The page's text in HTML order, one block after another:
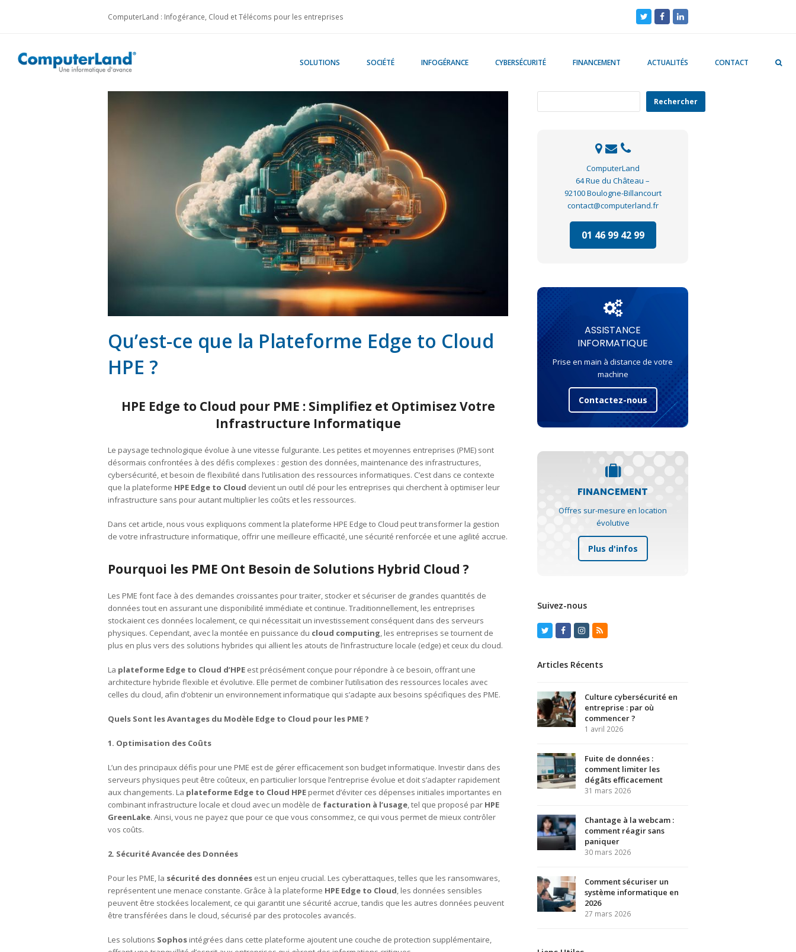
ComputerLand : Infogérance, Cloud et Télécoms pour les entreprises TwitterFacebookLinkedIn
SOLUTIONS SOCIÉTÉ INFOGÉRANCE CYBERSÉCURITÉ FINANCEMENT ACTUALITÉS CONTACT
Qu’est-ce que la Plateforme Edge to Cloud
HPE ?
HPE Edge to Cloud pour PME : Simplifiez et Optimisez Votre
Infrastructure Informatique
Le paysage technologique évolue à une vitesse fulgurante. Les petites et moyennes entreprises (PME) sont
désormais confrontées à des défis complexes : gestion des données, maintenance des infrastructures,
cybersécurité, et besoin de flexibilité dans l’utilisation des ressources informatiques. C’est dans ce contexte
que la plateforme HPE Edge to Cloud devient un outil clé pour les entreprises qui cherchent à optimiser leur
infrastructure sans pour autant multiplier les coûts et les ressources.
Dans cet article, nous vous expliquons comment la plateforme HPE Edge to Cloud peut transformer la gestion
de votre infrastructure informatique, offrir une meilleure efficacité, une sécurité renforcée et une agilité accrue.
Pourquoi les PME Ont Besoin de Solutions Hybrid Cloud ?
Les PME font face à des demandes croissantes pour traiter, stocker et sécuriser de grandes quantités de
données tout en assurant une disponibilité immédiate et continue. Traditionnellement, les entreprises
stockaient ces données localement, ce qui nécessitait un investissement conséquent dans des serveurs
physiques. Cependant, avec la montée en puissance du cloud computing, les entreprises se tournent de
plus en plus vers des solutions hybrides qui allient les atouts de l’infrastructure locale (edge) et ceux du cloud.
La plateforme Edge to Cloud d’HPE est précisément conçue pour répondre à ce besoin, offrant une
architecture hybride flexible et évolutive. Elle permet de combiner l’utilisation des ressources locales avec
celles du cloud, afin d’obtenir un environnement informatique qui s’adapte aux besoins spécifiques des PME.
Quels Sont les Avantages du Modèle Edge to Cloud pour les PME ?
1. Optimisation des Coûts
L’un des principaux défis pour une PME est de gérer efficacement son budget informatique. Investir dans des
serveurs physiques peut être coûteux, en particulier lorsque l’entreprise évolue et doit s’adapter rapidement
aux changements. La plateforme Edge to Cloud HPE permet d’éviter ces dépenses initiales importantes en
combinant infrastructure locale et cloud avec un modèle de facturation à l’usage, tel que proposé par HPE
GreenLake. Ainsi, vous ne payez que pour ce que vous consommez, ce qui vous permet de mieux contrôler
vos coûts.
2. Sécurité Avancée des Données
Pour les PME, la sécurité des données est un enjeu crucial. Les cyberattaques, telles que les ransomwares,
représentent une menace constante. Grâce à la plateforme HPE Edge to Cloud, les données sensibles
peuvent être stockées localement, ce qui garantit une sécurité accrue, tandis que les autres données peuvent
être transférées dans le cloud, sécurisé par des protocoles avancés.
Les solutions Sophos intégrées dans cette plateforme ajoutent une couche de protection supplémentaire,
Rechercher
ComputerLand
64 Rue du Château –
92100 Boulogne-Billancourt
contact@computerland.fr
01 46 99 42 99
ASSISTANCE
INFORMATIQUE
Prise en main à distance de votre
machine
Contactez-nous
FINANCEMENT
Offres sur-mesure en location
évolutive
Plus d'infos
Suivez-nous
TwitterFacebook
Instagram
RSS
Articles Récents
Culture cybersécurité en
entreprise : par où
commencer ?
1 avril 2026
Fuite de données :
comment limiter les
dégâts efficacement
31 mars 2026
Chantage à la webcam :
comment réagir sans
paniquer
30 mars 2026
Comment sécuriser un
système informatique en
2026
27 mars 2026